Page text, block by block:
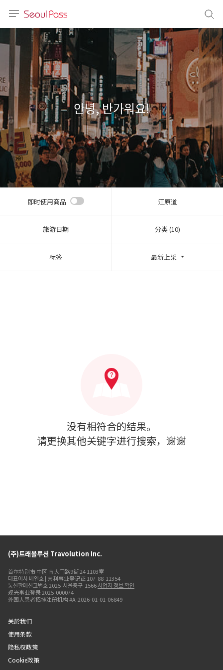
体)
文 (台灣)
안녕, 반가워요!
即时使用商品 江原道
旅游日期 分类 (10)
标签 最新上架
没有相符合的结果。
请更换其他关键字进行搜索，谢谢
(주)트래볼루션 Travolution Inc.
首尔特别市 中区 南大门路9街 24 1103室
대표이사 배인호 | 营利事业登记证 107-88-11354
통신판매신고번호 2025-서울중구-1566사업자 정보 확인
观光事业登录 2025-000074
外国人患者招揽注册机构 #A-2026-01-01-06849
关於我们
使用条款
隐私权政策
Cookie政策